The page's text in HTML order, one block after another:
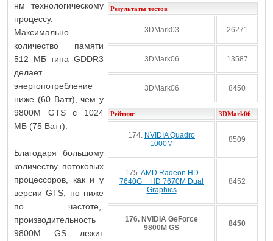
Результаты тестов
3DMark03 26271
3DMark06 13587
3DMark06 8450
Рейтинг 3DMark06
174. NVIDIA Quadro
1000M
8509
175.AMD Radeon HD
7640G + HD 7670M Dual
Graphics
8452
176. NVIDIA GeForce
9800M GS
8450
нм технологическому
процессу.
Максимально
количество памяти
512 МБ типа GDDR3
делает
энергопотребление
ниже (60 Ватт), чем у
9800M GTS с 1024
МБ (75 Ватт).
Благодаря большому
количеству потоковых
процессоров, как и у
версии GTS, но ниже
по частоте,
производительность
9800M GS лежит